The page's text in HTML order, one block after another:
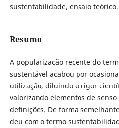
sustentabilidade, ensaio teórico.
Resumo
A popularização recente do
sustentável acabou por
utilização, diluindo o rigor
valorizando elementos de
definições. De forma
deu com o termo